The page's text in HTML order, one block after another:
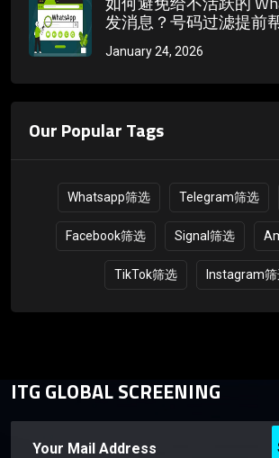
发消息？号码过滤提前
号码
January 24, 2026
Our Popular Tags
Whatsapp筛选 Telegram筛选
Facebook筛选 Signal筛选
TikTok筛选 Instagram
ITG GLOBAL SCREENING